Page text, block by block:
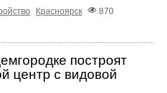
Красноярск
870
построят
центр с видовой